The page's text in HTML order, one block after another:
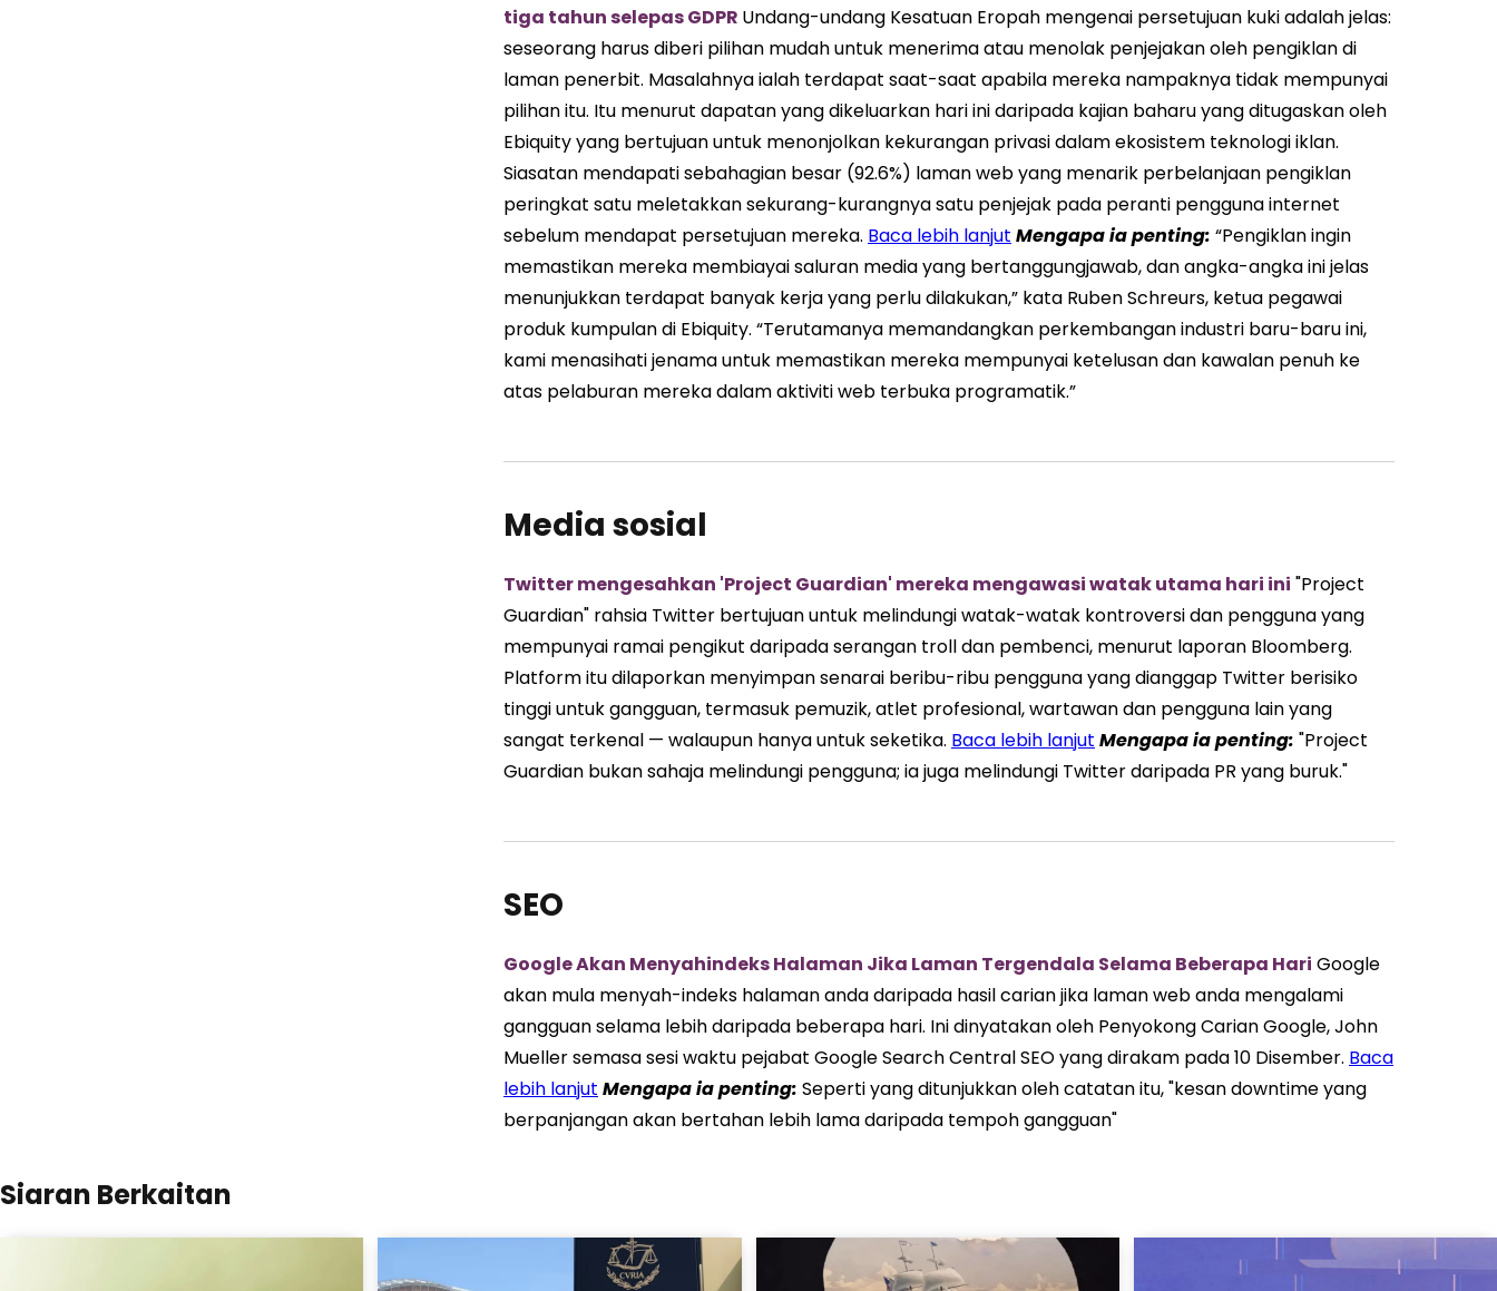
tiga tahun selepas GDPR Undang-undang Kesatuan Eropah mengenai persetujuan kuki adalah jelas:
seseorang harus diberi pilihan mudah untuk menerima atau menolak penjejakan oleh pengiklan di
laman penerbit. Masalahnya ialah terdapat saat-saat apabila mereka nampaknya tidak mempunyai
pilihan itu. Itu menurut dapatan yang dikeluarkan hari ini daripada kajian baharu yang ditugaskan oleh
Ebiquity yang bertujuan untuk menonjolkan kekurangan privasi dalam ekosistem teknologi iklan.
Siasatan mendapati sebahagian besar (92.6%) laman web yang menarik perbelanjaan pengiklan
peringkat satu meletakkan sekurang-kurangnya satu penjejak pada peranti pengguna internet
sebelum mendapat persetujuan mereka. Baca lebih lanjut Mengapa ia penting: “Pengiklan ingin
memastikan mereka membiayai saluran media yang bertanggungjawab, dan angka-angka ini jelas
menunjukkan terdapat banyak kerja yang perlu dilakukan,” kata Ruben Schreurs, ketua pegawai
produk kumpulan di Ebiquity. “Terutamanya memandangkan perkembangan industri baru-baru ini,
kami menasihati jenama untuk memastikan mereka mempunyai ketelusan dan kawalan penuh ke
atas pelaburan mereka dalam aktiviti web terbuka programatik.”
Media sosial
Twitter mengesahkan 'Project Guardian' mereka mengawasi watak utama hari ini "Project
Guardian" rahsia Twitter bertujuan untuk melindungi watak-watak kontroversi dan pengguna yang
mempunyai ramai pengikut daripada serangan troll dan pembenci, menurut laporan Bloomberg.
Platform itu dilaporkan menyimpan senarai beribu-ribu pengguna yang dianggap Twitter berisiko
tinggi untuk gangguan, termasuk pemuzik, atlet profesional, wartawan dan pengguna lain yang
sangat terkenal — walaupun hanya untuk seketika. Baca lebih lanjut Mengapa iapenting: "Project
Guardian bukan sahaja melindungi pengguna; ia juga melindungi Twitter daripada PR yang buruk."
SEO
Google Akan Menyahindeks Halaman Jika Laman Tergendala Selama Beberapa Hari Google
akan mula menyah-indeks halaman anda daripada hasil carian jika laman web anda mengalami
gangguan selama lebih daripada beberapa hari. Ini dinyatakan oleh Penyokong Carian Google, John
Mueller semasa sesi waktu pejabat Google Search Central SEO yang dirakam pada 10 Disember. Baca
lebih lanjut Mengapa iapenting: Seperti yang ditunjukkan oleh catatan itu, "kesan downtime yang
berpanjangan akan bertahan lebih lama daripada tempoh gangguan"
Siaran Berkaitan